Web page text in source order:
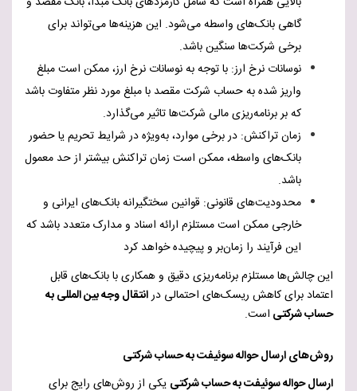
گاهی بانک‌های واسطه می‌شود. این هزینه‌ها می‌تواند برای
برخی شرکت‌ها سنگین باشد.
نوسانات نرخ ارز: با توجه به نوسانات نرخ ارز، ممکن است مبلغ
واریز شده به حساب شرکت مقصد با مبلغ مورد نظر متفاوت باشد
که بر برنامه‌ریزی مالی شرکت‌ها تاثیر می‌گذارد.
زمان تراکنش: در برخی موارد، به‌ویژه در شرایط تحریم یا حضور
بانک‌های واسطه، ممکن است زمان تراکنش بیشتر از حد معمول
باشد.
محدودیت‌های قانونی: قوانین سختگیرانه بانک‌های ایرانی و
خارجی ممکن است مستلزم ارائه اسناد و مدارک متعدد باشد که
این فرآیند را زمان‌بر و پیچیده خواهد کرد
این چالش‌ها مستلزم برنامه‌ریزی دقیق و همکاری با بانک‌های قابل
اعتماد برای کاهش ریسک‌های احتمالی درانتقال وجه بین المللی به
حساب شرکتی است.
روش‌های ارسال حواله سوئیفت به حساب شرکتی
ارسال حواله سوئیفت به حساب شرکتی یکی از روش‌های رایج برای